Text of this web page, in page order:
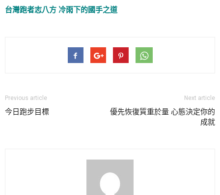
台灣跑者志八方 冷雨下的國手之道
Previous article
今日跑步目標
Next article
優先恢復質重於量 心態決定你的
成就